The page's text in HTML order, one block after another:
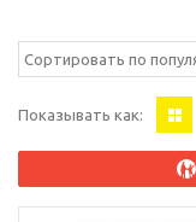
Показывать как: